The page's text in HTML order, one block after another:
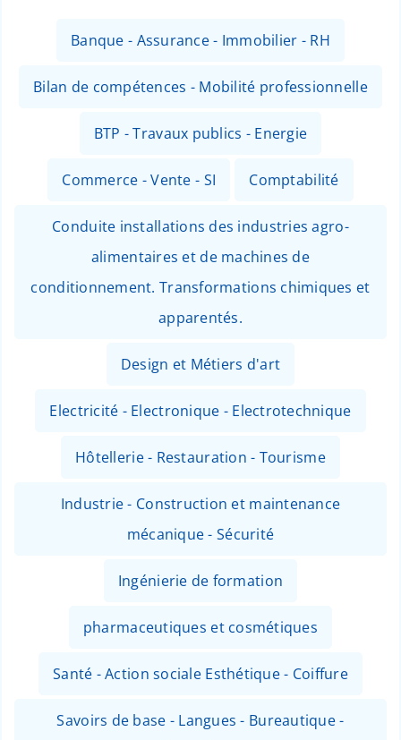
Banque - Assurance - Immobilier - RH
Bilan de compétences - Mobilité professionnelle
BTP - Travaux publics - Energie
Commerce - Vente - SI Comptabilité
Conduite installations des industries agro-
alimentaires et de machines de
conditionnement. Transformations chimiques et
apparentés.
Design et Métiers d'art
Electricité - Electronique - Electrotechnique
Hôtellerie - Restauration - Tourisme
Industrie - Construction et maintenance
mécanique - Sécurité
Ingénierie de formation
pharmaceutiques et cosmétiques
Santé - Action sociale Esthétique - Coiffure
Savoirs de base - Langues - Bureautique -